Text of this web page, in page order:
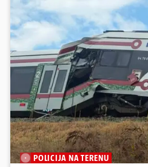
POLICIJA NA TERENU